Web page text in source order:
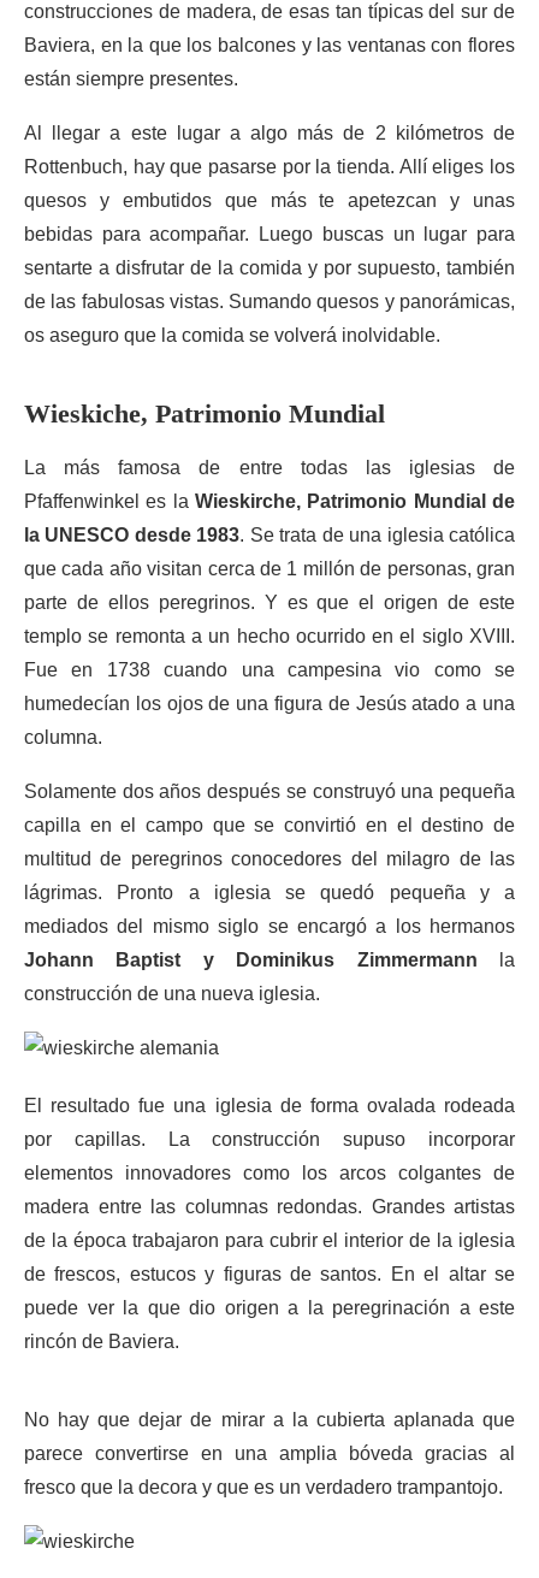
construcciones de madera, de esas tan típicas del sur de
Baviera, en la que los balcones y las ventanas con flores
están siempre presentes.
Al llegar a este lugar a algo más de 2 kilómetros de
Rottenbuch, hay que pasarse por la tienda. Allí eliges los
quesos y embutidos que más te apetezcan y unas
bebidas para acompañar. Luego buscas un lugar para
sentarte a disfrutar de la comida y por supuesto, también
de las fabulosas vistas. Sumando quesos y panorámicas,
os aseguro que la comida se volverá inolvidable.
Wieskiche, Patrimonio Mundial
La más famosa de entre todas las iglesias de
Pfaffenwinkel es la Wieskirche, Patrimonio Mundial de
la UNESCO desde 1983. Se trata de una iglesia católica
que cada año visitan cerca de 1 millón de personas, gran
parte de ellos peregrinos. Y es que el origen de este
templo se remonta a un hecho ocurrido en el siglo XVIII.
Fue en 1738 cuando una campesina vio como se
humedecían los ojos de una figura de Jesús atado a una
columna.
Solamente dos años después se construyó una pequeña
capilla en el campo que se convirtió en el destino de
multitud de peregrinos conocedores del milagro de las
lágrimas. Pronto a iglesia se quedó pequeña y a
mediados del mismo siglo se encargó a los hermanos
Johann Baptist y Dominikus Zimmermann la
construcción de una nueva iglesia.
El resultado fue una iglesia de forma ovalada rodeada
por capillas. La construcción supuso incorporar
elementos innovadores como los arcos colgantes de
madera entre las columnas redondas. Grandes artistas
de la época trabajaron para cubrir el interior de la iglesia
de frescos, estucos y figuras de santos. En el altar se
puede ver la que dio origen a la peregrinación a este
rincón de Baviera.
No hay que dejar de mirar a la cubierta aplanada que
parece convertirse en una amplia bóveda gracias al
fresco que la decora y que es un verdadero trampantojo.